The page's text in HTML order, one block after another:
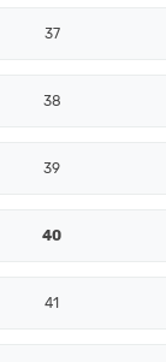
37
38
39
40
41